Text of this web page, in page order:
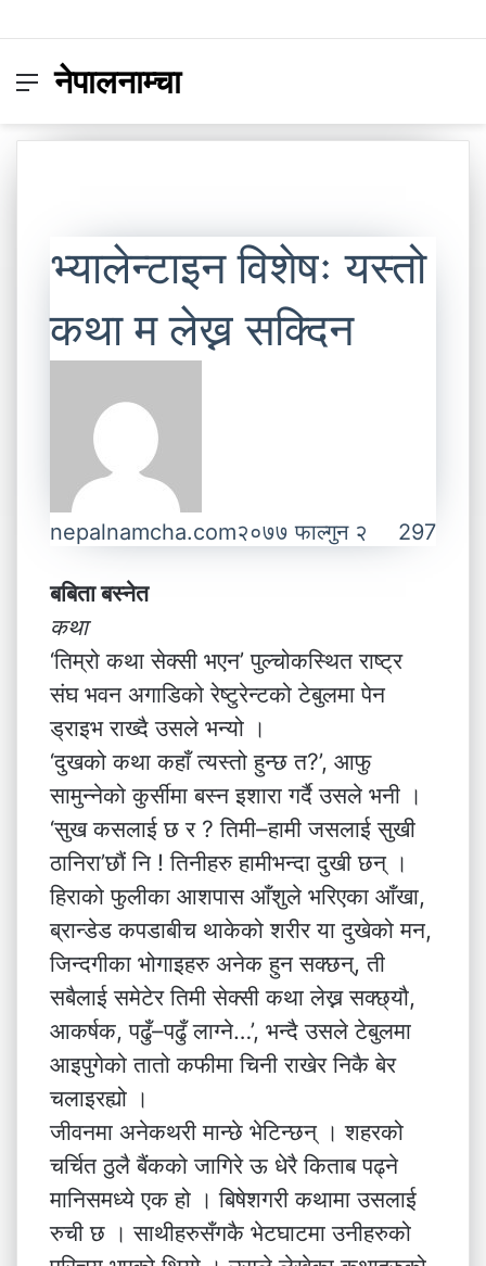
Menu
नेपालनाम्चा
भ्यालेन्टाइन विशेषः यस्तो
कथा म लेख्न सक्दिन
nepalnamcha.com२०७७ फाल्गुन २ 297
बबिता बस्नेत
कथा
‘तिम्रो कथा सेक्सी भएन’ पुल्चोकस्थित राष्ट्र
संघ भवन अगाडिको रेष्टुरेन्टको टेबुलमा पेन
ड्राइभ राख्दै उसले भन्यो ।
‘दुखको कथा कहाँ त्यस्तो हुन्छ त?’, आफु
सामुन्नेको कुर्सीमा बस्न इशारा गर्दै उसले भनी ।
‘सुख कसलाई छ र ? तिमी–हामी जसलाई सुखी
ठानिरा’छौं नि ! तिनीहरु हामीभन्दा दुखी छन् ।
हिराको फुलीका आशपास आँशुले भरिएका आँखा,
ब्रान्डेड कपडाबीच थाकेको शरीर या दुखेको मन,
जिन्दगीका भोगाइहरु अनेक हुन सक्छन्, ती
सबैलाई समेटेर तिमी सेक्सी कथा लेख्न सक्छ्यौ,
आकर्षक, पढुँ–पढुँ लाग्ने…’, भन्दै उसले टेबुलमा
आइपुगेको तातो कफीमा चिनी राखेर निकै बेर
चलाइरह्यो ।
जीवनमा अनेकथरी मान्छे भेटिन्छन् । शहरको
चर्चित ठुलै बैंकको जागिरे ऊ धेरै किताब पढ्ने
मानिसमध्ये एक हो । बिषेशगरी कथामा उसलाई
रुची छ । साथीहरुसँगकै भेटघाटमा उनीहरुको